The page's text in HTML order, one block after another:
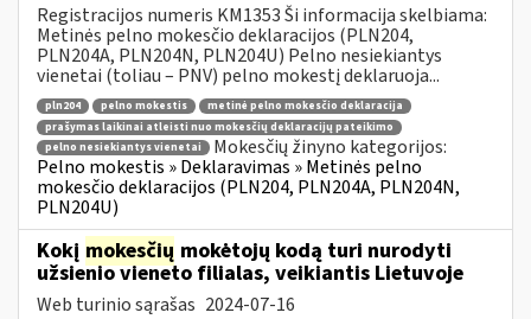
Registracijos numeris KM1353 Ši informacija skelbiama:
Metinės pelno mokesčio deklaracijos (PLN204,
PLN204A, PLN204N, PLN204U) Pelno nesiekiantys
vienetai (toliau – PNV) pelno mokestį deklaruoja...
pln204 pelno mokestis
metinė pelno mokesčio deklaracija
prašymas laikinai atleisti nuo mokesčių deklaracijų pateikimo
pelno nesiekiantys vienetai
Mokesčių žinyno kategorijos:
Pelno mokestis » Deklaravimas » Metinės pelno
mokesčio deklaracijos (PLN204, PLN204A, PLN204N,
PLN204U)
Kokį mokesčių mokėtojų kodą turi nurodyti
užsienio vieneto filialas, veikiantis Lietuvoje
Web turinio sąrašas 2024-07-16